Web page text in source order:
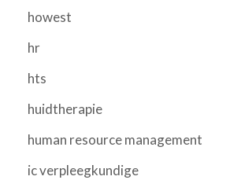
howest
hr
hts
huidtherapie
human resource management
ic verpleegkundige